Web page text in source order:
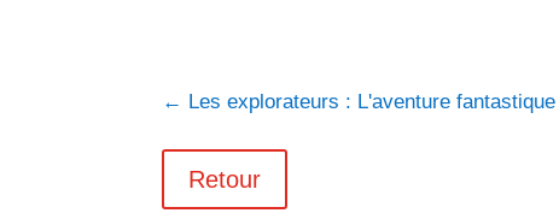
← Les explorateurs : L'aventure fantastique
Retour